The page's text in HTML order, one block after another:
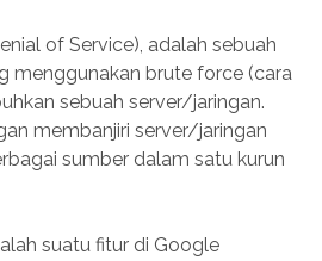
of Service), adalah sebuah
menggunakan brute force (cara
sebuah server/jaringan.
membanjiri server/jaringan
sumber dalam satu kurun
suatu fitur di Google